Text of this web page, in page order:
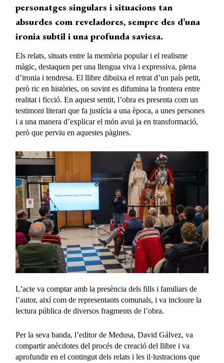
personatges singulars i situacions tan
absurdes com reveladores, sempre des d’una
ironia subtil i una profunda saviesa.
Els relats, situats entre la memòria popular i el realisme
màgic, destaquenper una llengua viva i expressiva, plena
d’ironia i tendresa. El llibre dibuixa el retrat d’un paíspetit,
peròric en històries, on sovint es difumina la frontera entre
realitat i ficció. En aquest sentit, l’obra es presenta com un
testimoni literari que fa justícia a una època, a unes persones
i a una manera d’explicar el món avui ja en transformació,
però que perviu en aquestes pàgines.
L’acte va comptar amb la presència dels fills i familiars de
l’autor, així com de representants comunals, i va incloure la
lectura pública de diversos fragments de l’obra.
Per la seva banda, l’editor de Medusa, David Gálvez, va
compartir anècdotes del procés de creació del llibre i va
aprofundir en el contingut dels relats i les il·lustracions que